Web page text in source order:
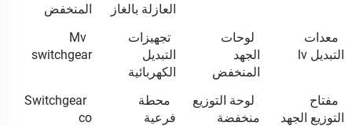
العازلة بالغاز
المنخفض
معدات
التبديل lv
لوحات
الجهد
المنخفض
تجهيزات
التبديل
الكهربائية
Mv
switchgear
مفتاح
التوزيع الجهد
لوحة التوزيع
منخفضة
محطة
فرعية
Switchgear
co